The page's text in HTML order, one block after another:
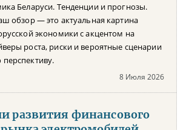
Беларуси. Тенденции и прогнозы.
обзор — это актуальная картина
экономики с акцентом на
роста, риски и вероятные сценарии
8 Июля 2026
развития финансового